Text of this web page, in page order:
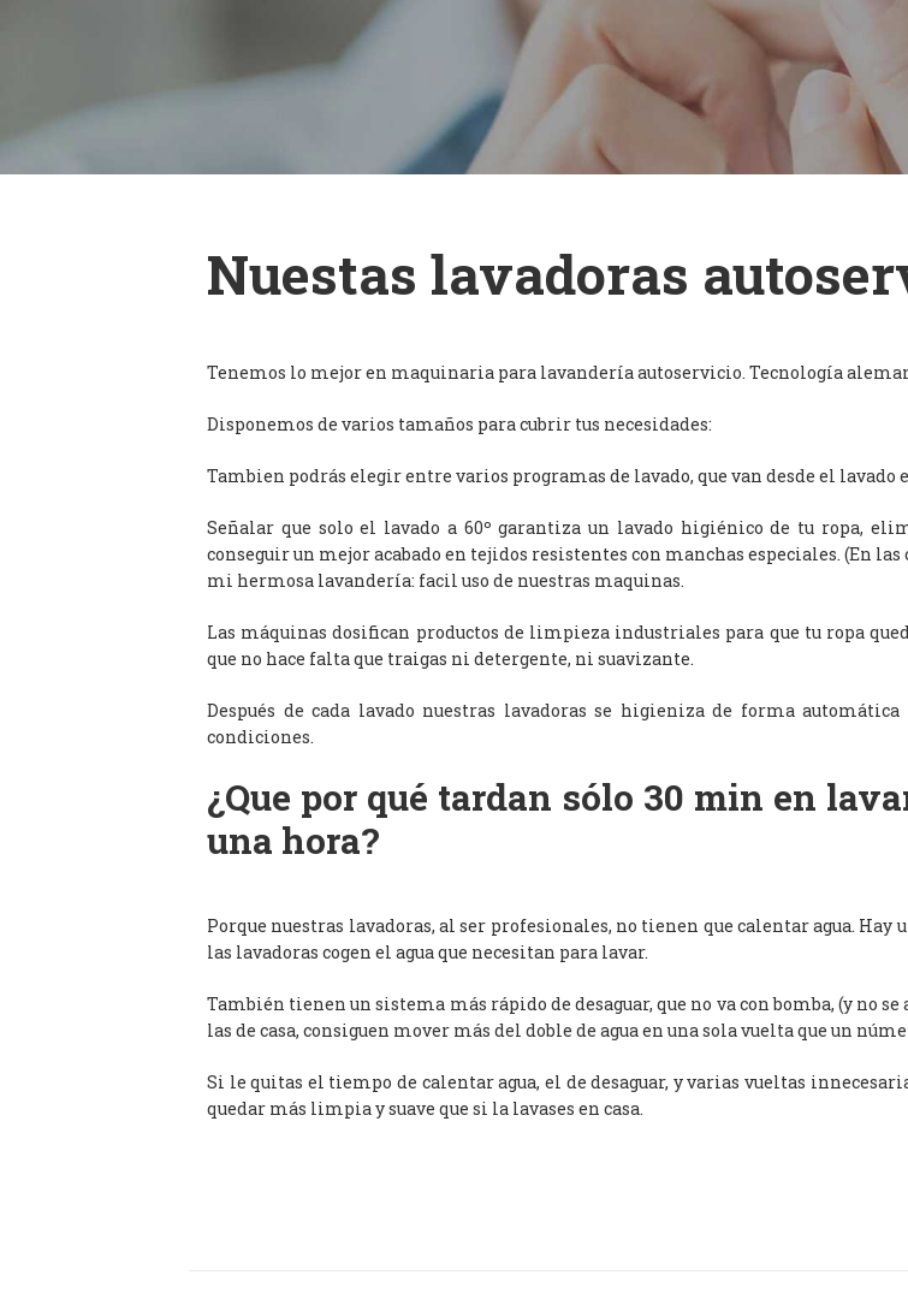
Nuestas lavadoras
Tenemos lo mejor en maquinaria para lavandería autoservicio. Tecnología
Disponemos de varios tamaños para cubrir tus necesidades:
Tambien podrás elegir entre varios programas de lavado, que van desde el
Señalar que solo el lavado a 60º garantiza un lavado higiénico de tu ropa,
conseguir un mejor acabado en tejidos resistentes con manchas especiales. (En
mi hermosa lavandería: facil uso de nuestras maquinas.
Las máquinas dosifican productos de limpieza industriales para que tu ropa
que no hace falta que traigas ni detergente, ni suavizante.
Después de cada lavado nuestras lavadoras se higieniza de forma
condiciones.
¿Que por qué tardan sólo 30 min en
una hora?
Porque nuestras lavadoras, al ser profesionales, no tienen que calentar agua. Hay
las lavadoras cogen el agua que necesitan para lavar.
También tienen un sistema más rápido de desaguar, que no va con bomba, (y no
las de casa, consiguen mover más del doble de agua en una sola vuelta que un
Si le quitas el tiempo de calentar agua, el de desaguar, y varias vueltas
quedar más limpia y suave que si la lavases en casa.